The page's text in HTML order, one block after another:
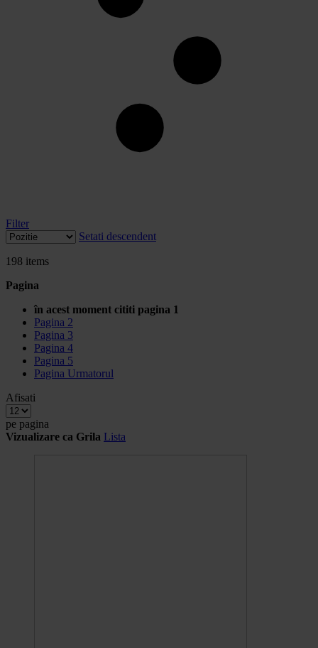
Filter
Setati descendent
198 items
Pagina
în acest moment cititi pagina 1
Pagina 2
Pagina 3
Pagina 4
Pagina 5
Pagina Urmatorul
Afisati
pe pagina
Vizualizare ca Grila Lista